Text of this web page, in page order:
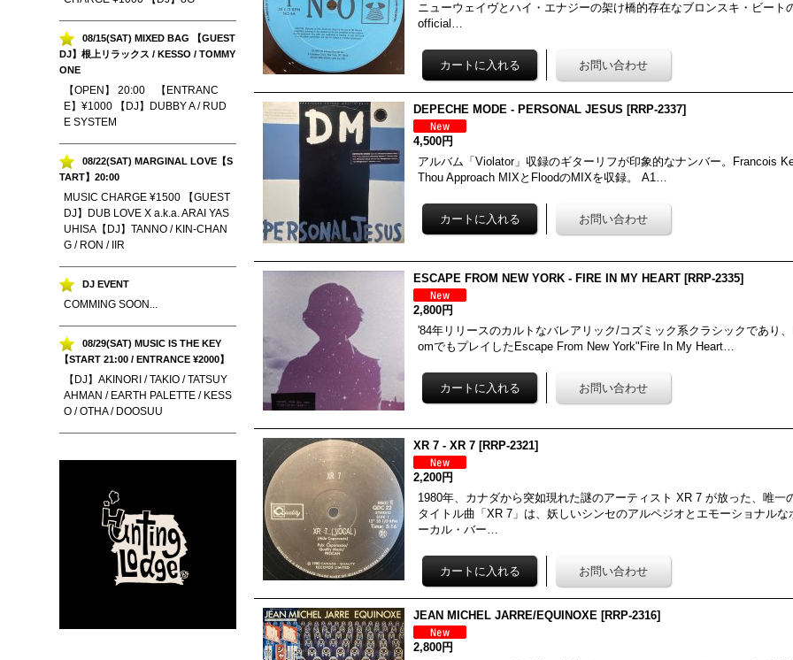
08/15(SAT) MIXED BAG 【GUEST
DJ】根上リラックス / KESSO / TOMMY
ONE
【OPEN】 20:00 【ENTRANC
E】¥1000 【DJ】DUBBY A / RUD
E SYSTEM
08/22(SAT) MARGINAL LOVE【S
TART】20:00
MUSIC CHARGE ¥1500 【GUEST
DJ】DUB LOVE X a.k.a. ARAI YAS
UHISA【DJ】TANNO / KIN-CHAN
G / RON / IIR
DJ EVENT
COMMING SOON...
08/29(SAT) MUSIC IS THE KEY
【START 21:00 / ENTRANCE ¥2000】
【DJ】AKINORI / TAKIO / TATSUY
AHMAN / EARTH PALETTE / KESS
O / OTHA / DOOSUU
ニューウェイヴとハイ・エナジーの架け橋的存在なブロンスキ・ビート
official…
DEPECHE MODE - PERSONAL JESUS [RRP-2337]
4,500円
アルバム「Violator」収録のギターリフが印象的なナンバー。Francois
Thou Approach MIXとFloodのMIXを収録。 A1…
ESCAPE FROM NEW YORK - FIRE IN MY HEART [RRP-2335]
2,800円
'84年リリースのカルトなバレアリック/コズミック系クラシックであり
omでもプレイしたEscape From New York"Fire In My Heart…
XR 7 - XR 7 [RRP-2321]
2,200円
1980年、カナダから突如現れた謎のアーティスト XR 7 が放った、唯一
タイトル曲「XR 7」は、妖しいシンセのアルペジオとエモーショナル
ーカル・バー…
JEAN MICHEL JARRE/EQUINOXE [RRP-2316]
2,800円